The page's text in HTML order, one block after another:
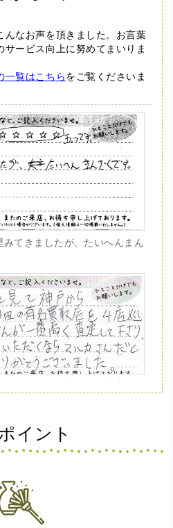
なお声を頂きました。 お言葉
ービス向上に努めてまいりま
一覧はこちらをご覧くださいま
みてきましたが、たいへんまん
口コミを見て神戸から来店。天
4店巡りましたがマルカさんが一
イント